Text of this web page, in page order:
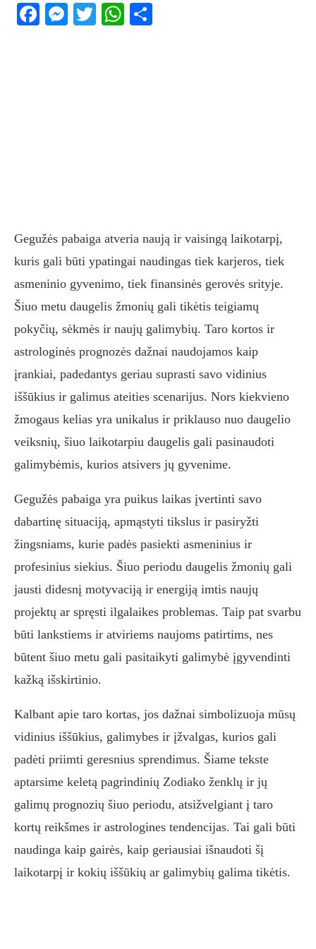
Facebook
Messenger
TwitterWhatsApp
Gegužės pabaiga atveria naują ir vaisingą laikotarpį,
kuris gali būti ypatingai naudingas tiek karjeros, tiek
asmeninio gyvenimo, tiek finansinės gerovės srityje.
Šiuo metu daugelis žmonių gali tikėtis teigiamų
pokyčių, sėkmės ir naujų galimybių. Taro kortos ir
astrologinės prognozės dažnai naudojamos kaip
įrankiai, padedantys geriau suprasti savo vidinius
iššūkius ir galimus ateities scenarijus. Nors kiekvieno
žmogaus kelias yra unikalus ir priklauso nuo daugelio
veiksnių, šiuo laikotarpiu daugelis gali pasinaudoti
galimybėmis, kurios atsivers jų gyvenime.
Gegužės pabaiga yra puikus laikas įvertinti savo
dabartinę situaciją, apmąstyti tikslus ir pasiryžti
žingsniams, kurie padės pasiekti asmeninius ir
profesinius siekius. Šiuo periodu daugelis žmonių gali
jausti didesnį motyvaciją ir energiją imtis naujų
projektų ar spręsti ilgalaikes problemas. Taip pat svarbu
būti lankstiems ir atviriems naujoms patirtims, nes
būtent šiuo metu gali pasitaikyti galimybė įgyvendinti
kažką išskirtinio.
Kalbant apie taro kortas, jos dažnai simbolizuoja mūsų
vidinius iššūkius, galimybes ir įžvalgas, kurios gali
padėti priimti geresnius sprendimus. Šiame tekste
aptarsime keletą pagrindinių Zodiako ženklų ir jų
galimų prognozių šiuo periodu, atsižvelgiant į taro
kortų reikšmes ir astrologines tendencijas. Tai gali būti
naudinga kaip gairės, kaip geriausiai išnaudoti šį
laikotarpį ir kokių iššūkių ar galimybių galima tikėtis.